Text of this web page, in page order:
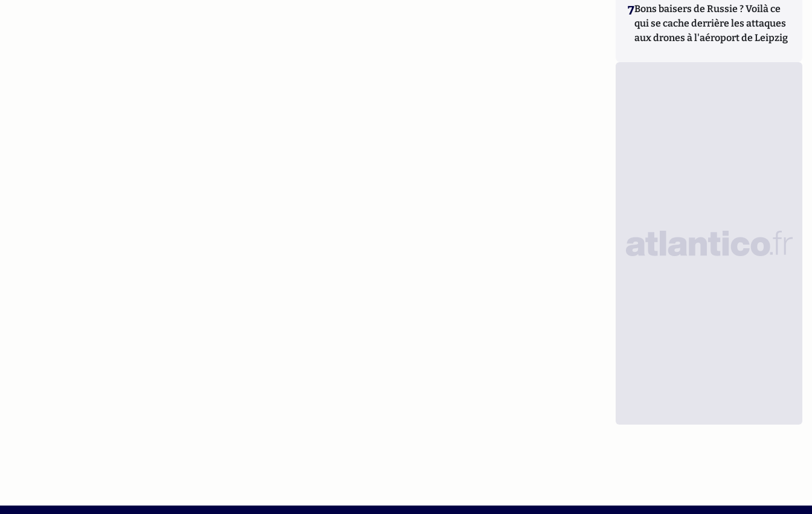
7Bons baisers de Russie ? Voilà ce
qui se cache derrière les attaques
aux drones à l'aéroport de Leipzig